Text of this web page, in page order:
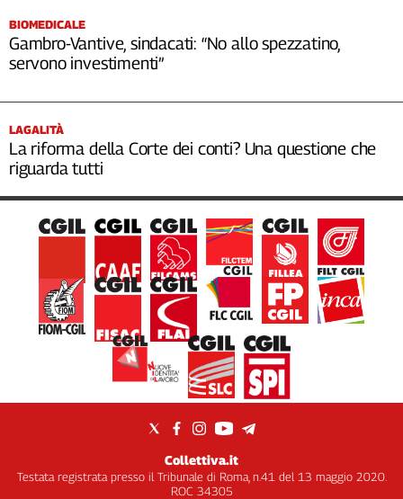
BIOMEDICALE
Gambro-Vantive, sindacati: “No allo spezzatino,
servono investimenti”
LAGALITÀ
La riforma della Corte dei conti? Una questione che
riguarda tutti
Collettiva.it
Testata registrata presso il Tribunale di Roma, n.41 del 13 maggio 2020.
ROC 34305